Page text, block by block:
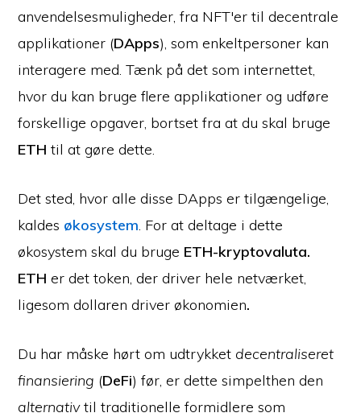
anvendelsesmuligheder, fra NFT'er til decentrale
applikationer (DApps), som enkeltpersoner kan
interagere med. Tænk på det som internettet,
hvor du kan bruge flere applikationer og udføre
forskellige opgaver, bortset fra at du skal bruge
ETHtil at gøre dette.
Det sted, hvor alle disse DApps er tilgængelige,
kaldes økosystem. For at deltage i dette
økosystem skal du bruge ETH-kryptovaluta.
ETHer det token, der driver hele netværket,
ligesom dollaren driver økonomien.
Du har måske hørt om udtrykket decentraliseret
finansiering (DeFi) før, er dette simpelthen den
alternativtil traditionelle formidlere som